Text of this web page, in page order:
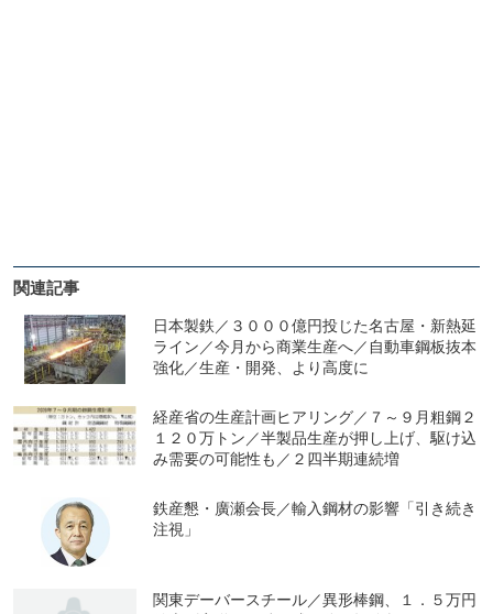
関連記事
日本製鉄／３０００億円投じた名古屋・新熱延
ライン／今月から商業生産へ／自動車鋼板抜本
強化／生産・開発、より高度に
経産省の生産計画ヒアリング／７～９月粗鋼２
１２０万トン／半製品生産が押し上げ、駆け込
み需要の可能性も／２四半期連続増
鉄産懇・廣瀬会長／輸入鋼材の影響「引き続き
注視」
関東デーバースチール／異形棒鋼、１．５万円